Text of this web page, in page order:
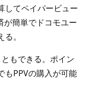
してペイパービュー
が簡単でドコモユー
。
もできる。ポイン
もPPVの購入が可能